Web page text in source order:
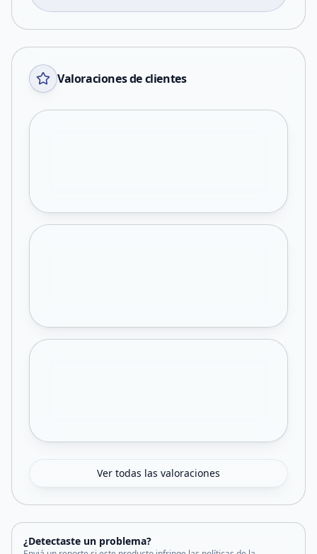
Valoraciones de clientes
Ver todas las valoraciones
¿Detectaste un problema?